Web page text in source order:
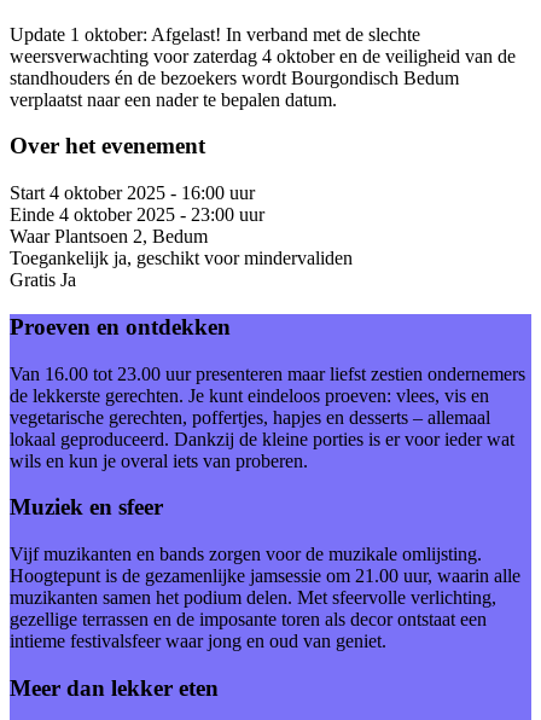
Update 1 oktober: Afgelast! In verband met de slechte
weersverwachting voor zaterdag 4 oktober en de veiligheid van de
standhouders én de bezoekers wordt Bourgondisch Bedum
verplaatst naar een nader te bepalen datum.
Over het evenement
Start 4 oktober 2025 - 16:00 uur
Einde 4 oktober 2025 - 23:00 uur
Waar Plantsoen 2, Bedum
Toegankelijk ja, geschikt voor mindervaliden
Gratis Ja
Proeven en ontdekken
Van 16.00 tot 23.00 uur presenteren maar liefst zestien ondernemers
de lekkerste gerechten. Je kunt eindeloos proeven: vlees, vis en
vegetarische gerechten, poffertjes, hapjes en desserts – allemaal
lokaal geproduceerd. Dankzij de kleine porties is er voor ieder wat
wils en kun je overal iets van proberen.
Muziek en sfeer
Vijf muzikanten en bands zorgen voor de muzikale omlijsting.
Hoogtepunt is de gezamenlijke jamsessie om 21.00 uur, waarin alle
muzikanten samen het podium delen. Met sfeervolle verlichting,
gezellige terrassen en de imposante toren als decor ontstaat een
intieme festivalsfeer waar jong en oud van geniet.
Meer dan lekker eten